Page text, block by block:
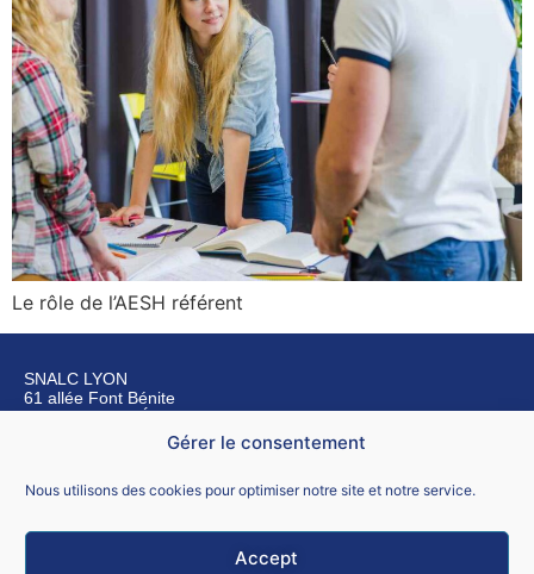
Gérer le consentement
Nous utilisons des cookies pour optimiser notre site et notre service.
Accept
Le rôle de l’AESH référent
SNALC LYON
61 allée Font Bénite
42155 SAINT LÉGER SUR ROANNE